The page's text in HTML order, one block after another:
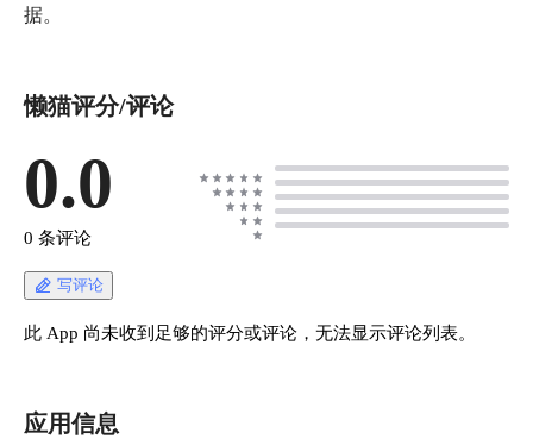
据。
懒猫评分/评论
0.0
0 条评论
写评论
此 App 尚未收到足够的评分或评论，无法显示评论列表。
应用信息